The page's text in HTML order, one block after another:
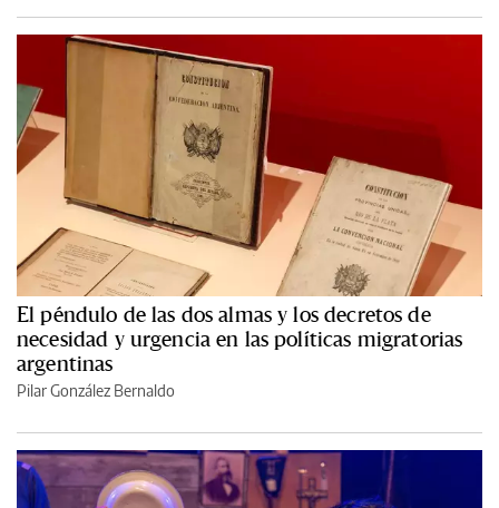
El péndulo de las dos almas y los decretos de
necesidad y urgencia en las políticas migratorias
argentinas
Pilar González Bernaldo